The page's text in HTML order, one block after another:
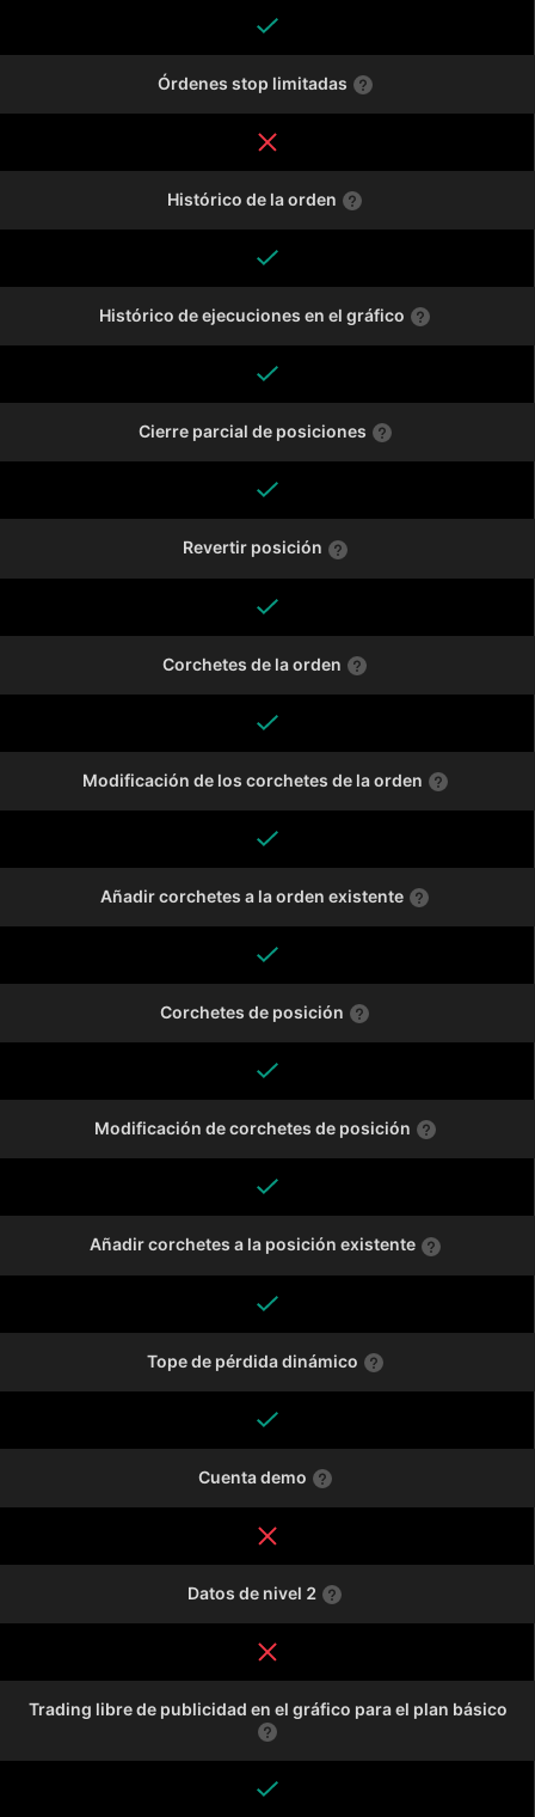
Órdenes stop limitadas
Histórico de la orden
Histórico de ejecuciones en el gráfico
Cierre parcial de posiciones
Revertir posición
Corchetes de la orden
Modificación de los corchetes de la orden
Añadir corchetes a la orden existente
Corchetes de posición
Modificación de corchetes de posición
Añadir corchetes a la posición existente
Tope de pérdida dinámico
Cuenta demo
Datos de nivel 2
Trading libre de publicidad en el gráfico para el plan básico